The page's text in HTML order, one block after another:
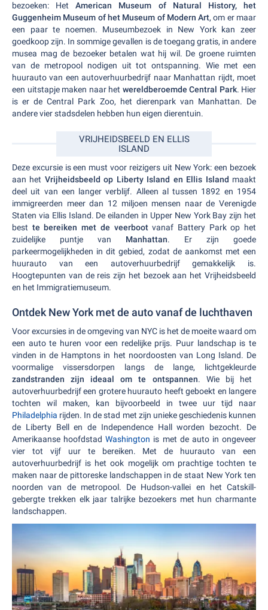
bezoeken: HetAmerican Museum of Natural History, het
Guggenheim Museum of het Museum of Modern Art, om er maar
een paar te noemen. Museumbezoek in New York kan zeer
goedkoop zijn. In sommige gevallen is de toegang gratis, in andere
musea mag de bezoeker betalen wat hij wil. De groene ruimten
van de metropool nodigen uit tot ontspanning. Wie met een
huurauto van een autoverhuurbedrijf naar Manhattan rijdt, moet
een uitstapje maken naar het wereldberoemde Central Park. Hier
is er de Central Park Zoo, het dierenpark van Manhattan. De
andere vier stadsdelen hebben hun eigen dierentuin.
VRIJHEIDSBEELD EN ELLIS
ISLAND
Deze excursie is een must voor reizigers uit New York: een bezoek
aan het Vrijheidsbeeld op Liberty Island en Ellis Island maakt
deel uit van een langer verblijf. Alleen al tussen 1892 en 1954
immigreerden meer dan 12 miljoen mensen naar de Verenigde
Staten via Ellis Island. De eilanden in Upper New York Bay zijn het
best te bereiken met de veerbootvanaf Battery Park op het
zuidelijke puntje van Manhattan. Er zijn goede
parkeermogelijkheden in dit gebied, zodat de aankomst met een
huurauto van een autoverhuurbedrijf gemakkelijk is.
Hoogtepunten van de reis zijn het bezoek aan het Vrijheidsbeeld
en het Immigratiemuseum.
Ontdek New York met de auto vanaf de luchthaven
Voor excursies in de omgeving van NYC is het de moeite waard om
een auto te huren voor een redelijke prijs. Puur landschap is te
vinden in de Hamptons in het noordoosten van Long Island. De
voormalige vissersdorpen langs de lange, lichtgekleurde
zandstranden zijn ideaal om te ontspannen. Wie bij het
autoverhuurbedrijf een grotere huurauto heeft geboekt en langere
tochten wil maken, kan bijvoorbeeld in twee uur tijd naar
Philadelphia rijden. In de stad met zijn unieke geschiedenis kunnen
de Liberty Bell en de Independence Hall worden bezocht. De
Amerikaanse hoofdstadWashington is met de auto in ongeveer
vier tot vijf uur te bereiken. Met de huurauto van een
autoverhuurbedrijf is het ook mogelijk om prachtige tochten te
maken naar de pittoreske landschappen in de staat New York ten
noorden van de metropool. De Hudson-vallei en het Catskill-
gebergte trekken elk jaar talrijke bezoekers met hun charmante
landschappen.